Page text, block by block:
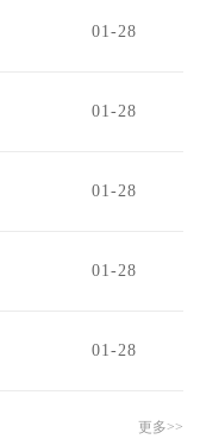
01-28
01-28
01-28
01-28
01-28
更多>>